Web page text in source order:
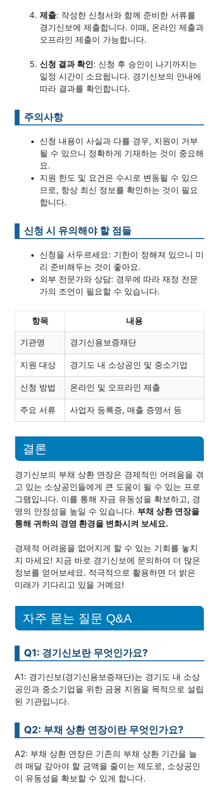
제출: 작성한 신청서와 함께 준비한 서류를
경기신보에 제출합니다. 이때, 온라인 제출과
오프라인 제출이 가능합니다.
신청 결과 확인: 신청 후 승인이 나기까지는
일정 시간이 소요됩니다. 경기신보의 안내에
따라 결과를 확인합니다.
주의사항
신청 내용이 사실과 다를 경우, 지원이 거부
될 수 있으니 정확하게 기재하는 것이 중요해
요.
지원 한도 및 요건은 수시로 변동될 수 있으
므로, 항상 최신 정보를 확인하는 것이 필요
합니다.
신청 시 유의해야 할 점들
신청을 서두르세요: 기한이 정해져 있으니 미
리 준비해두는 것이 좋아요.
외부 전문가와 상담: 경우에 따라 재정 전문
가의 조언이 필요할 수 있습니다.
항목 내용
기관명 경기신용보증재단
지원 대상 경기도 내 소상공인 및 중소기업
신청 방법 온라인 및 오프라인 제출
주요 서류 사업자 등록증, 매출 증명서 등
결론
경기신보의 부채 상환 연장은 경제적인 어려움을 겪
고 있는 소상공인들에게 큰 도움이 될 수 있는 프로
그램입니다. 이를 통해 자금 유동성을 확보하고, 경
영의 안정성을 높일 수 있습니다. 부채 상환 연장을
통해 귀하의 경영 환경을 변화시켜 보세요.
경제적 어려움을 없어지게 할 수 있는 기회를 놓치
지 마세요! 지금 바로 경기신보에 문의하여 더 많은
정보를 얻어보세요. 적극적으로 활용하면 더 밝은
미래가 기다리고 있을 거예요!
자주 묻는 질문 Q&A
Q1: 경기신보란 무엇인가요?
A1: 경기신보(경기신용보증재단)는 경기도 내 소상
공인과 중소기업을 위한 금융 지원을 목적으로 설립
된 기관입니다.
Q2: 부채 상환 연장이란 무엇인가요?
A2: 부채 상환 연장은 기존의 부채 상환 기간을 늘
려 매달 갚아야 할 금액을 줄이는 제도로, 소상공인
이 유동성을 확보할 수 있게 합니다.